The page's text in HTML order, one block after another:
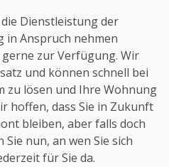
die Dienstleistung der
in Anspruch nehmen
zur Verfügung. Wir
und können schnell bei
zu lösen und Ihre Wohnung
hoffen, dass Sie in Zukunft
bleiben, aber falls doch
nun, an wen Sie sich
für Sie da.